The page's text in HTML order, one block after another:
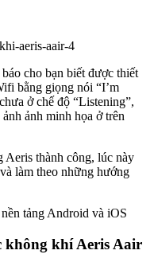
cho bạn biết được thiết
bằng giọng nói “I’m
ở chế độ “Listening”,
ảnh minh họa ở trên
thành công, lúc này
làm theo những hướng
tảng Android và iOS
không khí Aeris Aair